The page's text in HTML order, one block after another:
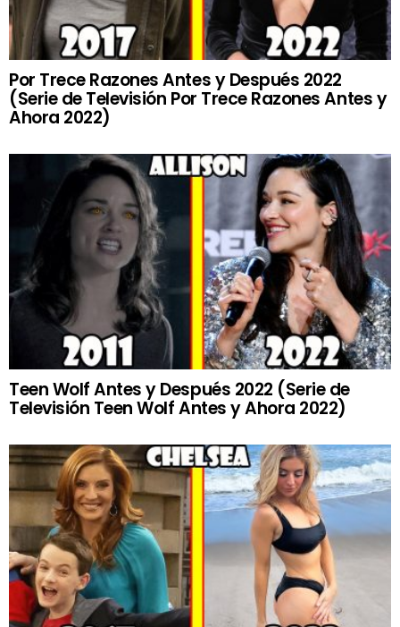
Por Trece Razones Antes y Después 2022
(Serie de Televisión Por Trece Razones Antes y
Ahora 2022)
Teen Wolf Antes y Después 2022 (Serie de
Televisión Teen Wolf Antes y Ahora 2022)